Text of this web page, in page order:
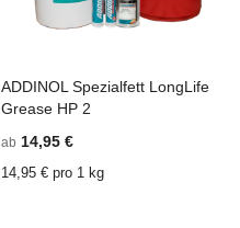
ZU
HINZUFÜGEN
VERGLEICHSLISTE
HINZUFÜGEN
In den Einkaufswagen
ADDINOL Spezialfett LongLife
Grease HP 2
ab 14,95 €
14,95 € pro 1 kg